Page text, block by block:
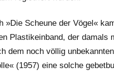
»Die Scheune der Vögel«
Plastikeinband, der damals
dem noch völlig
(1957) eine solche